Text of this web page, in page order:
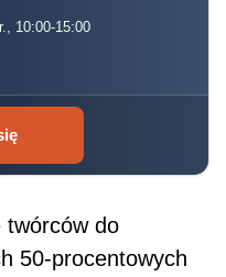
10:00-15:00
twórców do
50-procentowych